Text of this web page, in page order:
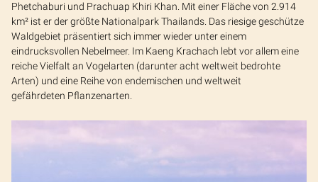
Phetchaburi und Prachuap Khiri Khan. Mit einer Fläche von 2.914
km² ist er der größte Nationalpark Thailands. Das riesige geschütze
Waldgebiet präsentiert sich immer wieder unter einem
eindrucksvollen Nebelmeer. Im Kaeng Krachach lebt vor allem eine
reiche Vielfalt an Vogelarten (darunter acht weltweit bedrohte
Arten) und eine Reihe von endemischen und weltweit
gefährdeten Pflanzenarten.